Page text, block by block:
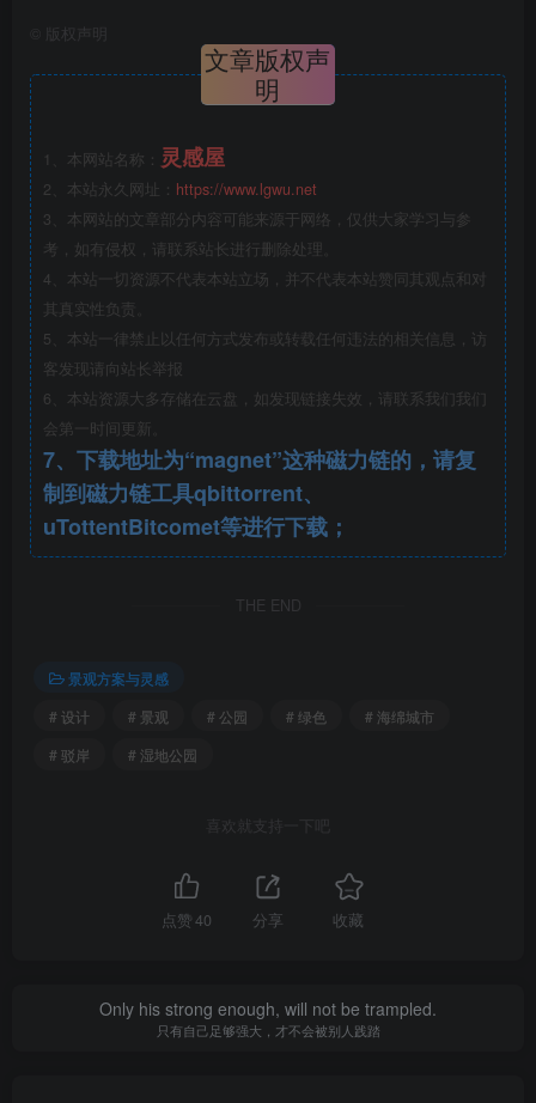
时营造大量亲水活动空间是设计面临的另一个核心挑战。设
计旨在建设一个城湖过渡带的生态建设示范区，打破城、湖
边界，融合蓝绿。建成后的伏羲文化公园里，百姓可以与水
为友，与景对话，可再唱《陈风》“彼泽之陂，有蒲与荷，有
蒲与蕳，有蒲菡萏，有美一人”。策略一，“绿色海绵”，打造
龙湖与城市之间的生态缓冲带。降低公园整体标高，营造龙
湖边上的大海绵体系；一方面蓄纳场地及相邻城市地块雨
水，另一方面局部利用光伏能源提排湖水进入海绵体系；经
由湿地形成多个水净化单元，提供更安全的景观用水。
策略二，“陈风植栽”，以《陈风》为文化基底的种植设
计体系。乔木栽植多以成活率较高的乡土树木为主，减少养
护成本较高的花灌木，风格自然轻松。树种以杨、柳、槐、
椿本地乔木作为主体，辅以适生的乌桕、榉树、流苏等。公
园内的水生植被也再现了《陈风》中清水坑塘野生着蒲和荷
的“池”和“泽”景观。策略三，“巧用土方”，叠土为山，坎水为
土方平衡，营造池水与山丘相结合的立体游憩体验。策略
器。宛丘结合多功能草坡、嬉水浅滩、退台等形成27处园中
园，并将伏羲文化、柳湖文化、名人文化、苏花园历史融入
园内，实现古韵新生。在混沌中构建秩序，在秩序中感应混
在秩序中感应混沌和变化。伏羲文化公园内“叠土为山，坎水
为池”的独特秩序，为游人提供链接远古与未来的神秘空间体
验，诠释一种全新的文化体验方式。
版权声明
文章版权声
明
1、本网站名称： 灵感屋
2、本站永久网址： https://www.lgwu.net
3、本网站的文章部分内容可能来源于网络，仅供大家学习与参
考，如有侵权，请联系站长进行删除处理。
4、本站一切资源不代表本站立场，并不代表本站赞同其观点和对
其真实性负责。
5、本站一律禁止以任何方式发布或转载任何违法的相关信息，访
客发现请向站长举报
6、本站资源大多存储在云盘，如发现链接失效，请联系我们我们
会第一时间更新。
7、下载地址为“magnet”这种磁力链的，请复
制到磁力链工具qbittorrent、
uTottentBitcomet等进行下载；
THE END
景观方案与灵感
# 设计
# 景观 # 公园 # 绿色
# 海绵城市
# 驳岸
# 湿地公园
喜欢就支持一下吧
点赞40 分享 收藏
Only his strong enough, will not be trampled.
只有自己足够强大，才不会被别人践踏